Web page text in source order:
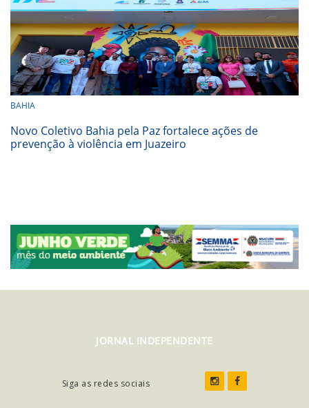
BAHIA
Novo Coletivo Bahia pela Paz fortalece ações de
prevenção à violência em Juazeiro
JORNAL INDEPENDENTE
Siga as redes sociais